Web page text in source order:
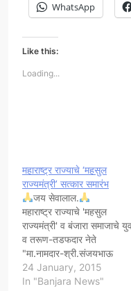
WhatsApp
Like this:
Loading...
महाराष्ट्र राज्याचे ‘महसुल
राज्यमंत्री’ सत्कार समारंभ
जय सेवालाल.
महाराष्ट्र राज्याचे 'महसुल
राज्यमंत्री' व बंजारा समाजाचे
व तरूण-तडफदार नेते
"मा.नामदार-श्री.संजयभाऊ
राठोड" यांचा समस्त बंजारा
समाज,कल्याण आणि 'भारतीय
24 January, 2015
In "Banjara News"